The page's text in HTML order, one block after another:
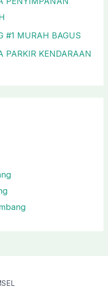
#1 MURAH BAGUS
PARKIR KENDARAAN